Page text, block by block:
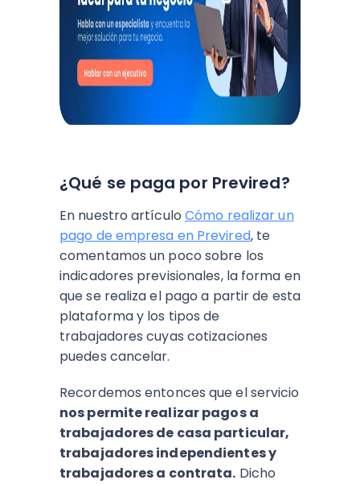
¿Qué se paga por Previred?
En nuestro artículoCómo realizar un
pago de empresa en Previred, te
comentamos un poco sobre los
indicadores previsionales, la forma en
que se realiza el pago a partir de esta
plataforma y los tipos de
trabajadores cuyas cotizaciones
puedes cancelar.
Recordemos entonces que el servicio
nos permite realizar pagos a
trabajadores de casa particular,
trabajadores independientes y
trabajadores a contrata. Dicho